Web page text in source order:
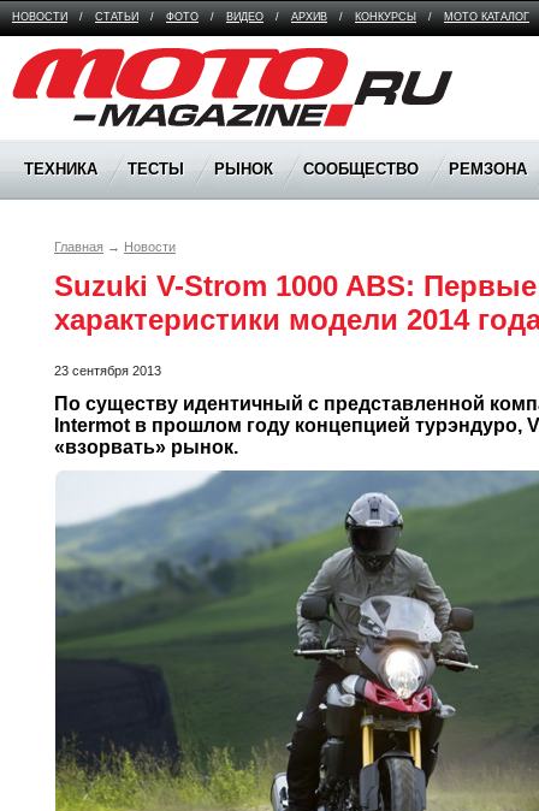
НОВОСТИ / СТАТЬИ / ФОТО / ВИДЕО / АРХИВ / КОНКУРСЫ / МОТО КАТАЛОГ
Moto Magazine
ТЕХНИКА ТЕСТЫ РЫНОК СООБЩЕСТВО РЕМЗОНА
Главная → Новости
Suzuki V-Strom 1000 ABS:
характеристики модели 2014
23 сентября 2013
По существу идентичный с представленной
Intermot в прошлом году концепцией турэндуро,
«взорвать» рынок.